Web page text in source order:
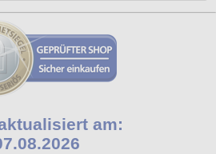
am: